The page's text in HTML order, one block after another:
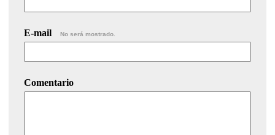
E-mail No será mostrado.
Comentario